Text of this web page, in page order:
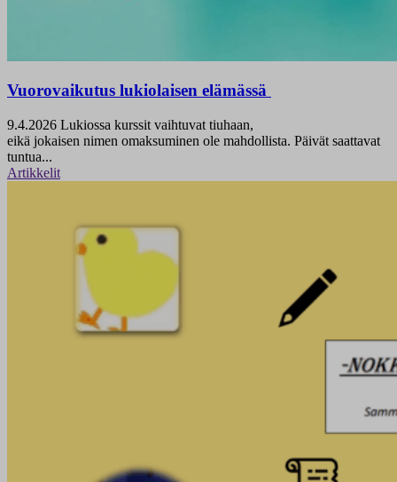
Vuorovaikutus lukiolaisen elämässä
9.4.2026 Lukiossa kurssit vaihtuvat tiuhaan,
eikä jokaisen nimen omaksuminen ole mahdollista. Päivät saattavat
tuntua...
Artikkelit